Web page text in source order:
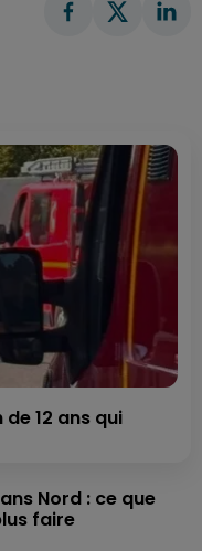
12 ans qui
Nord : ce que
faire